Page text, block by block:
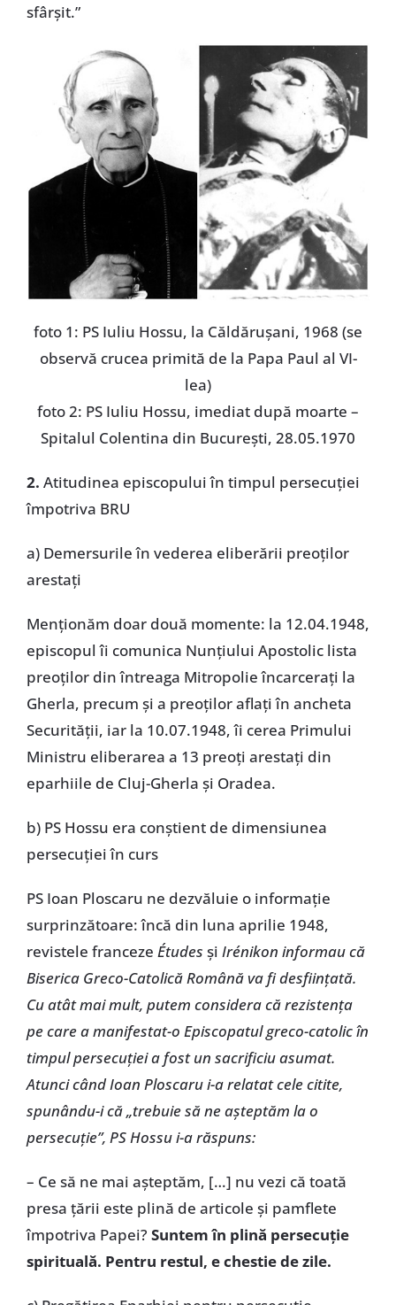
sfârșit.”
foto 1: PS Iuliu Hossu, la Căldărușani, 1968 (se
observă crucea primită de la Papa Paul al VI-
lea)
foto 2: PS Iuliu Hossu, imediat după moarte –
Spitalul Colentina din București, 28.05.1970
2. Atitudinea episcopului în timpul persecuției
împotriva BRU
a) Demersurile în vederea eliberării preoților
arestați
Menționăm doar două momente: la 12.04.1948,
episcopul îi comunica Nunțiului Apostolic lista
preoților din întreaga Mitropolie încarcerați la
Gherla, precum și a preoților aflați în ancheta
Securității, iar la 10.07.1948, îi cerea Primului
Ministru eliberarea a 13 preoți arestați din
eparhiile de Cluj-Gherla și Oradea.
b) PS Hossu era conștient de dimensiunea
persecuției în curs
PS Ioan Ploscaru ne dezvăluie o informație
surprinzătoare: încă din luna aprilie 1948,
revistele franceze Études și Irénikon informau că
Biserica Greco-Catolică Română va fi desființată.
Cu atât mai mult, putem considera că rezistența
pe care a manifestat-o Episcopatul greco-catolic în
timpul persecuției a fost un sacrificiu asumat.
Atunci când Ioan Ploscaru i-a relatat cele citite,
spunându-i că „trebuie să ne așteptăm la o
persecuție”, PS Hossu i-a răspuns:
– Ce să ne mai așteptăm, […] nu vezi că toată
presa țării este plină de articole și pamflete
împotriva Papei? Suntem în plină persecuție
spirituală. Pentru restul, e chestie de zile.